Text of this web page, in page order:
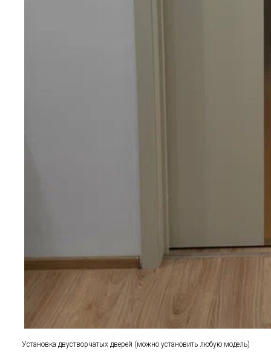
Установка двустворчатых дверей (можно установить любую модель)